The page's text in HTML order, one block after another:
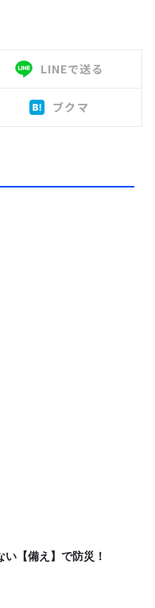
LINEで送る
ブクマ
い【備え】で防災！